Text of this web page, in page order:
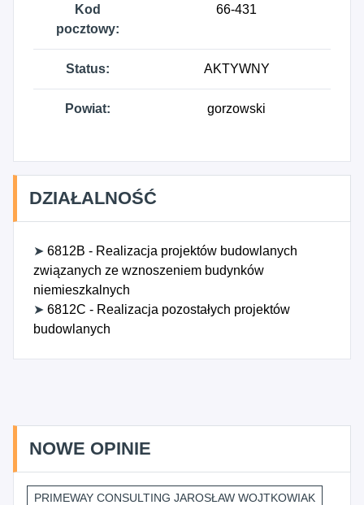
Kod
pocztowy:
66-431
Status: AKTYWNY
Powiat: gorzowski
DZIAŁALNOŚĆ
➤ 6812B - Realizacja projektów budowlanych
związanych ze wznoszeniem budynków
niemieszkalnych
➤ 6812C - Realizacja pozostałych projektów
budowlanych
NOWE OPINIE
PRIMEWAY CONSULTING JAROSŁAW WOJTKOWIAK